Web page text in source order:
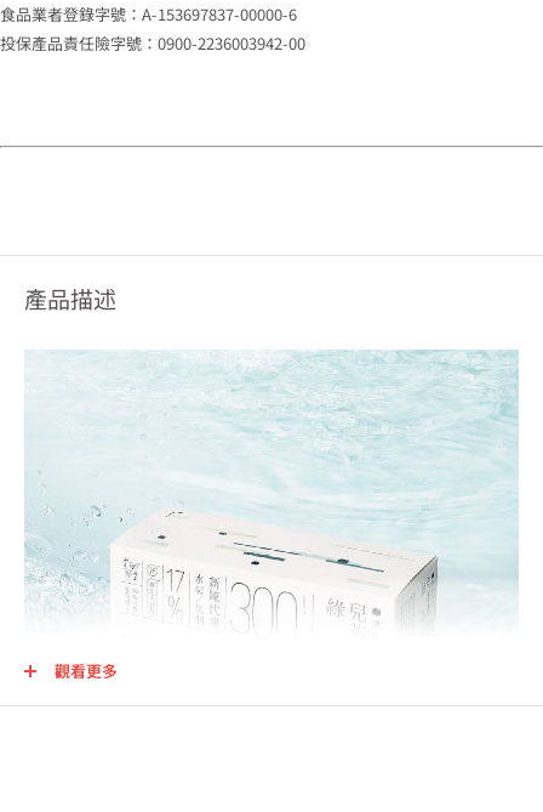
食品業者登錄字號：A-153697837-00000-6
投保產品責任險字號：0900-2236003942-00
產品描述
觀看更多